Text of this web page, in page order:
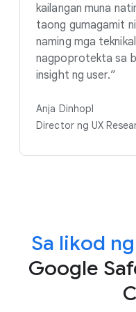
kailangan muna
taong gumagamit
naming mga
nagpoprotekta sa
insight ng user.”
Anja Dinhopl
Director ng UX
Sa likod
Google